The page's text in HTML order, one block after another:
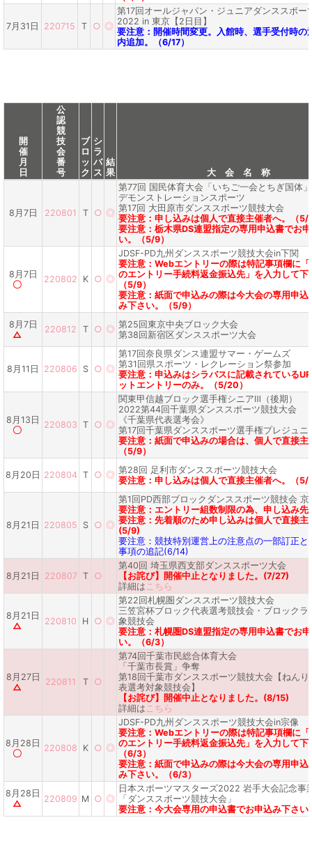
7月31日 220715 T ○ ◎
第17回オールジャパン・ジュニアダンススポー
2022 in 東京【2日目】
要注意：開催時間変更。入館時、選手受付時の
内追加。（6/17）
開
催
月
日
公
認
競
技
会
番
号
ブ
ロ
ッ
ク
シ
ラ
バ
ス
結
果
大 会 名 称
8月7日 220801 T ○ ◎
第77回 国民体育大会「いちご一会とちぎ国体」
デモンストレーションスポーツ
第17回 大田原市ダンススポーツ競技大会
要注意：申し込みは個人で直接主催者へ。（5/
要注意：栃木県DS連盟指定の専用申込書でお
い。（5/9）
8月7日
〇
220802 K ○ ◎
JDSF-PD九州ダンススポーツ競技大会in下関
要注意：Webエントリーの際は特記事項欄に
のエントリー手続料返金振込先」を入力して下
（5/9）
要注意：紙面で申込みの際は今大会の専用申込
み下さい。（5/9）
8月7日
△
220812 T ○ ◎ 第25回東京中央ブロック大会
第38回新宿区ダンススポーツ大会
8月11日 220806 S ○ ◎
第17回奈良県ダンス連盟サマー・ゲームズ
第31回県スポーツ・レクレーション祭参加
要注意：申込みはシラバスに記載されている
ットエントリーのみ。（5/20）
8月13日
〇
220803 T ○ ◎
関東甲信越ブロック選手権シニアⅢ（後期）
2022第44回千葉県ダンススポーツ競技大会
《千葉県代表選考会》
第17回千葉県ダンススポーツ選手権プレジュニ
要注意：紙面で申込みの場合は、個人で直接主
（5/9）
8月20日 220804 T ○ ◎ 第28回 足利市ダンススポーツ競技大会
要注意：申し込みは個人で直接主催者へ。（5/
8月21日 220805 S ○ ◎
第1回PD西部ブロックダンススポーツ競技会 京
要注意：エントリー組数制限の為、申し込み
要注意：先着順のため申し込みは個人で直接主
(5/9)
要注意：競技特別運営上の注意点の一部訂正と
事項の追記(6/14)
8月21日 220807 T ○
第40回 埼玉県西支部ダンススポーツ大会
【お詫び】開催中止となりました。(7/27)
詳細は こちら
8月21日
△
220810 H ○ ◎
第22回札幌圏ダンススポーツ競技大会
三笠宮杯ブロック代表選考競技会・ブロックラ
象競技会
要注意：札幌圏DS連盟指定の専用申込書でお
い。（6/3）
8月27日
△
220811 T ○
第74回千葉市民総合体育大会
「千葉市長賞」争奪
第18回千葉市ダンススポーツ競技大会【ねんり
表選考対象競技会】
【お詫び】開催中止となりました。(8/15)
詳細は こちら
8月28日
〇
220808 K ○ ◎
JDSF-PD九州ダンススポーツ競技大会in宗像
要注意：Webエントリーの際は特記事項欄に
のエントリー手続料返金振込先」を入力して下
（6/3）
要注意：紙面で申込みの際は今大会の専用申込
み下さい。（6/3）
8月28日
△
220809 M ○ ◎
日本スポーツマスターズ2022 岩手大会記念事
「ダンススポーツ競技大会」
要注意：今大会専用の申込書でお申込み下さ